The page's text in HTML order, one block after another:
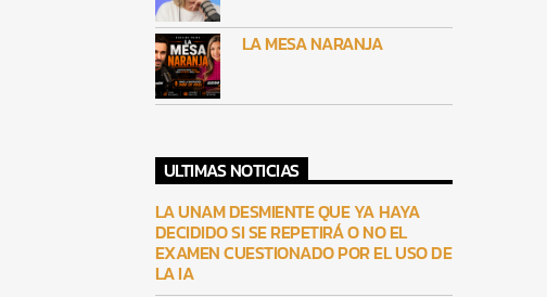
LA MESA NARANJA
ULTIMAS NOTICIAS
LA UNAM DESMIENTE QUE YA HAYA
DECIDIDO SI SE REPETIRÁ O NO EL
EXAMEN CUESTIONADO POR EL USO DE
LA IA